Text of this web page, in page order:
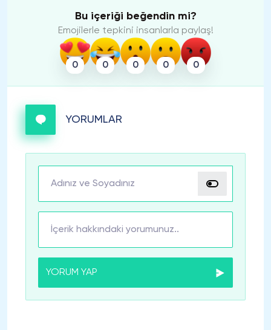
Bu içeriği beğendin mi?
Emojilerle tepkini insanlarla paylaş!
0 0 0 0 0
YORUMLAR
YORUM YAP